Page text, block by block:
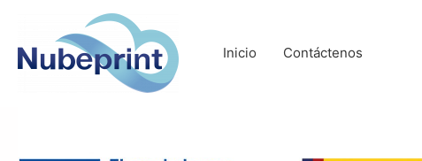
contenido
Inicio Contáctenos